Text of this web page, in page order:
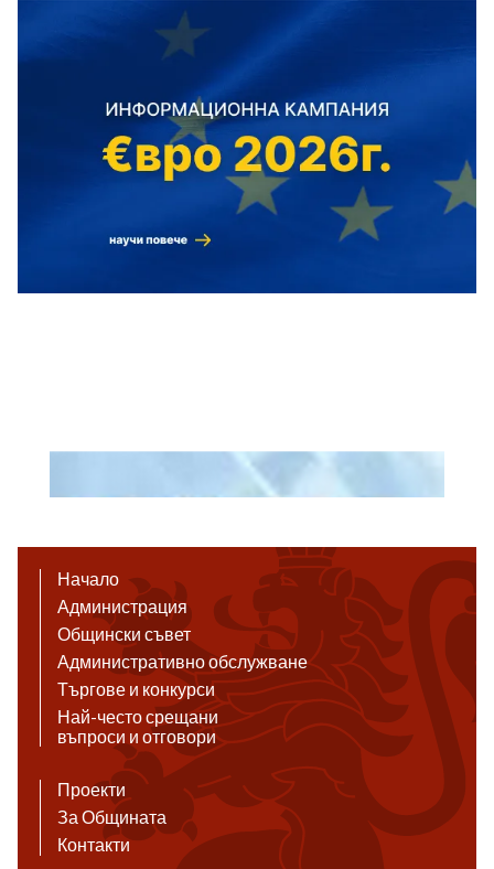
Начало
Администрация
Общински съвет
Административно обслужване
Търгове и конкурси
Най-често срещани
въпроси и отговори
Проекти
За Общината
Контакти